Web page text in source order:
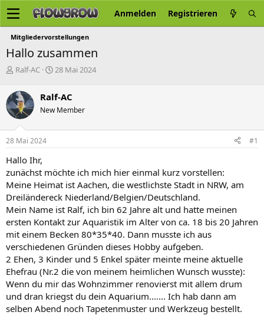
Anmelden Registrieren
Mitgliedervorstellungen
Hallo zusammen
E
s
t
e
l
l
e
Ralf-AC
E
t
e
l
28 Mai 2024
Ralf-AC
New Member
28 Mai 2024 #1
Hallo Ihr,
zunächst möchte ich mich hier einmal kurz vorstellen:
Meine Heimat ist Aachen, die westlichste Stadt in NRW, am
Dreiländereck Niederland/Belgien/Deutschland.
Mein Name ist Ralf, ich bin 62 Jahre alt und hatte meinen
ersten Kontakt zur Aquaristik im Alter von ca. 18 bis 20 Jahren
mit einem Becken 80*35*40. Dann musste ich aus
verschiedenen Gründen dieses Hobby aufgeben.
2 Ehen, 3 Kinder und 5 Enkel später meinte meine aktuelle
Ehefrau (Nr.2 die von meinem heimlichen Wunsch wusste):
Wenn du mir das Wohnzimmer renovierst mit allem drum
und dran kriegst du dein Aquarium....... Ich hab dann am
selben Abend noch Tapetenmuster und Werkzeug bestellt.